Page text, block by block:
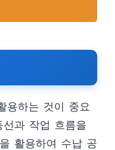
용하는 것이 중요
과 작업 흐름을
활용하여 수납 공